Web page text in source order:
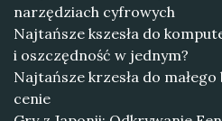
narzędziach cyfrowych
Najtańsze kszesła do
i oszczędność w jednym?
Najtańsze krzesła do
cenie